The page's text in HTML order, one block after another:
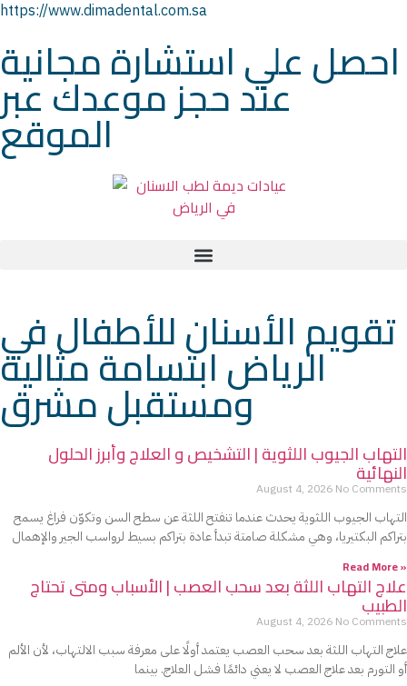
https://www.dimadental.com.sa
احصل علي استشارة مجانية
عند حجز موعدك عبر
الموقع
تقويم الأسنان للأطفال في
الرياض ابتسامة مثالية
ومستقبل مشرق
التهاب الجيوب اللثوية | التشخيص و العلاج وأبرز الحلول
النهائية
August 4, 2026 No Comments
التهاب الجيوب اللثوية يحدث عندما تنفتح اللثة عن سطح السن وتكوّن فراغ يسمح
بتراكم البكتيريا، وهي مشكلة صامتة تبدأ عادة بتراكم بسيط لرواسب الجير والإهمال
Read More »
علاج التهاب اللثة بعد سحب العصب | الأسباب ومتى تحتاج
الطبيب
August 4, 2026 No Comments
علاج التهاب اللثة بعد سحب العصب يعتمد أولًا على معرفة سبب الالتهاب، لأن الألم
أو التورم بعد علاج العصب لا يعني دائمًا فشل العلاج. بينما